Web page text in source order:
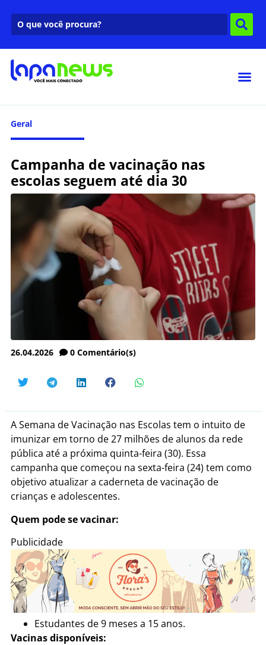
Geral
Campanha de vacinação nas
escolas seguem até dia 30
26.04.2026 0 Comentário(s)
A Semana de Vacinação nas Escolas tem o intuito de
imunizar em torno de 27 milhões de alunos da rede
pública até a próxima quinta-feira (30). Essa
campanha que começou na sexta-feira (24) tem como
objetivo atualizar a caderneta de vacinação de
crianças e adolescentes.
Quem pode se vacinar:
Publicidade
Estudantes de 9 meses a 15 anos.
Vacinas disponíveis: